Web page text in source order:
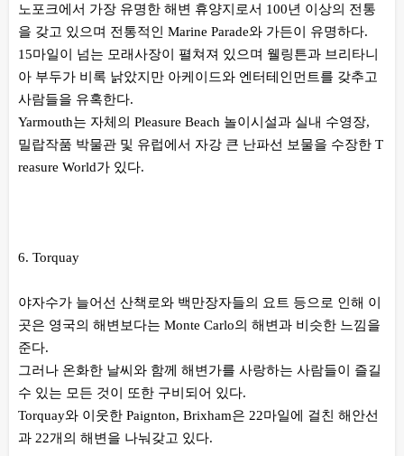
노포크에서 가장 유명한 해변 휴양지로서 100년 이상의 전통
을 갖고 있으며 전통적인 Marine Parade와 가든이 유명하다.
15마일이 넘는 모래사장이 펼쳐져 있으며 웰링튼과 브리타니
아 부두가 비록 낡았지만 아케이드와 엔터테인먼트를 갖추고
사람들을 유혹한다.
Yarmouth는 자체의 Pleasure Beach 놀이시설과 실내 수영장,
밀랍작품 박물관 및 유럽에서 자강 큰 난파선 보물을 수장한 T
reasure World가 있다.
6. Torquay
야자수가 늘어선 산책로와 백만장자들의 요트 등으로 인해 이
곳은 영국의 해변보다는 Monte Carlo의 해변과 비슷한 느낌을
준다.
그러나 온화한 날씨와 함께 해변가를 사랑하는 사람들이 즐길
수 있는 모든 것이 또한 구비되어 있다.
Torquay와 이웃한 Paignton, Brixham은 22마일에 걸친 해안선
과 22개의 해변을 나눠갖고 있다.